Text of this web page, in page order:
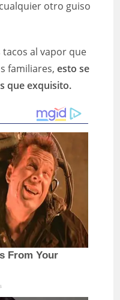
otro guiso
al vapor que
familiares,esto se
que exquisito.